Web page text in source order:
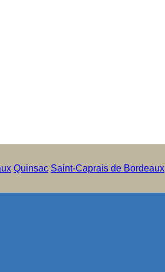
Quinsac Saint-Caprais de Bordeaux